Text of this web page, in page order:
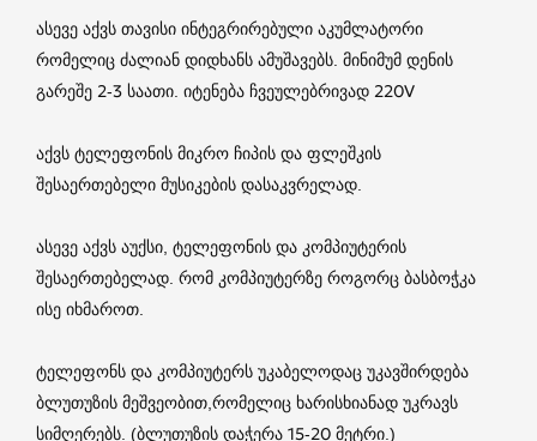
ასევე აქვს თავისი ინტეგრირებული აკუმლატორი
რომელიც ძალიან დიდხანს ამუშავებს. მინიმუმ დენის
გარეშე 2-3 საათი. იტენება ჩვეულებრივად 220V
აქვს ტელეფონის მიკრო ჩიპის და ფლეშკის
შესაერთებელი მუსიკების დასაკვრელად.
ასევე აქვს აუქსი, ტელეფონის და კომპიუტერის
შესაერთებელად. რომ კომპიუტერზე როგორც ბასბოჭკა
ისე იხმაროთ.
ტელეფონს და კომპიუტერს უკაბელოდაც უკავშირდება
ბლუთუზის მეშვეობით,რომელიც ხარისხიანად უკრავს
სიმღერებს. (ბლუთუზის დაჭერა 15-20 მეტრი.)